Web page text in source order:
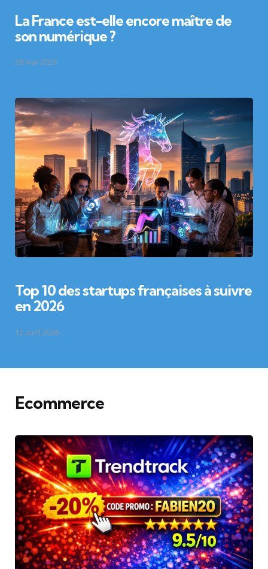
La France est-elle encore maître de
son numérique ?
28 mai 2026
Top 10 des startups françaises à suivre
en 2026
15 avril 2026
Ecommerce